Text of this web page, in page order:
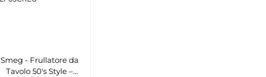
Smeg - Frullatore da
Tavolo 50's Style –